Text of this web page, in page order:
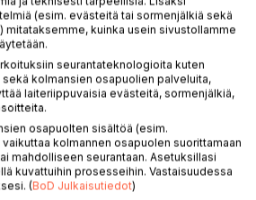
verenhimoiset olennot.
tuttuun ja tunkkaiseen
(esim. evästeitä tai sormenjälkiä sekä
mitataksemme, kuinka usein sivustollamme
seurantateknologioita kuten
kolmansien osapuolien palveluita,
laiteriippuvaisia evästeitä, sormenjälkiä,
osapuolten sisältöä (esim.
kolmannen osapuolen suorittamaan
mahdolliseen seurantaan. Asetuksillasi
kuvattuihin prosesseihin. Vastaisuudessa
(BoD Julkaisutiedot)